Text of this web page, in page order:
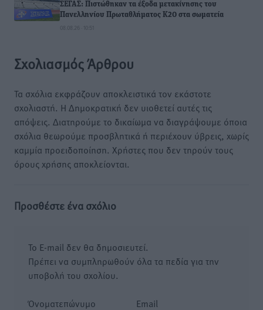
ΣΕΓΑΣ: Πιστώθηκαν τα έξοδα μετακίνησης του
Πανελληνίου Πρωταθλήματος Κ20 στα σωματεία
08.08.26 · 10:51
Σχολιασμός Άρθρου
Τα σχόλια εκφράζουν αποκλειστικά τον εκάστοτε
σχολιαστή. Η Δημοκρατική δεν υιοθετεί αυτές τις
απόψεις. Διατηρούμε το δικαίωμα να διαγράψουμε όποια
σχόλια θεωρούμε προσβλητικά ή περιέχουν ύβρεις, χωρίς
καμμία προειδοποίηση. Χρήστες που δεν τηρούν τους
όρους χρήσης αποκλείονται.
Προσθέστε ένα σχόλιο
Το E-mail δεν θα δημοσιευτεί.
Πρέπει να συμπληρωθούν όλα τα πεδία για την
υποβολή του σχολίου.
Όνοματεπώνυμο Email